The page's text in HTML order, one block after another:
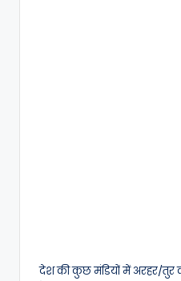
देश की कुछ मंडियों में अरहर/तुर